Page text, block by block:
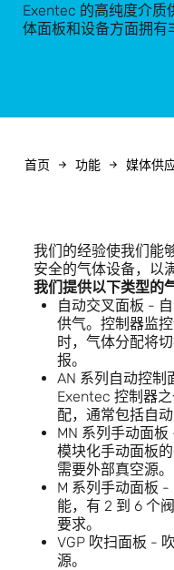
Exentec 的高纯度介质
体面板和设备方面拥有
首页 功能 媒体供
我们的经验使我们能
安全的气体设备，以
我们提供以下类型的
自动交叉面板 -
供气。控制器监
时，气体分配将
报。
AN 系列自动控制
Exentec 控制器
配，通常包括自
MN 系列手动面板
模块化手动面板
需要外部真空源。
M 系列手动面板 -
能，有 2 到 6 个
要求。
VGP 吹扫面板 -
源。